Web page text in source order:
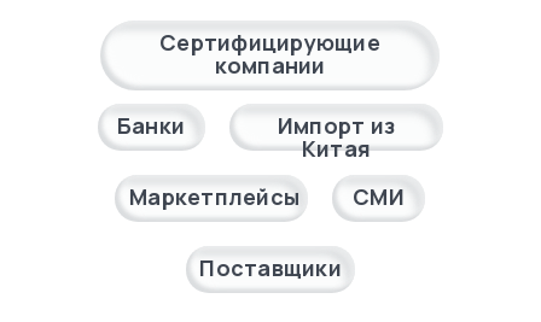
Сертифицирующие
компании
Банки Импорт из
Китая
Маркетплейсы
СМИ
Поставщики